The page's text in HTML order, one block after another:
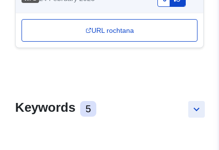
URL rochtana
keyboard_arrow_down
Keywords 5